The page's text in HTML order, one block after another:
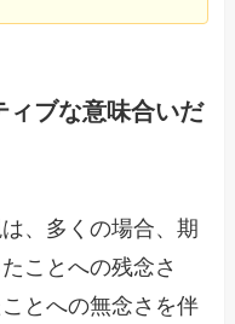
ィブな意味合いだ
、多くの場合、期
ことへの残念さ
とへの無念さを伴